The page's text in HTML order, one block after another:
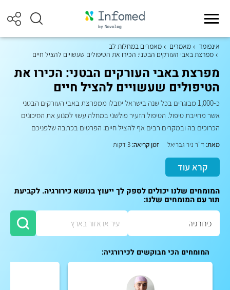
אינפומד מאמרים
מאמרים במחלות לב
מפרצת באבי העורקים הבטני: הכירו את הטיפולים שעשויים להציל חיים
מפרצת באבי העורקים הבטני: הכירו את
הטיפולים שעשויים להציל חיים
כ-1,000 מבוגרים בכל שנה בישראל יסבלו ממפרצת באבי העורקים הבטני
אשר מחייבת טיפול. הטיפול הזעיר פולשני במחלה עשוי למנוע את הסיכונים
הכרוכים בה ובמקרים רבים אף להציל חיים: הפרטים בכתבה שלפניכם
מאת: ד"ר ניר גבריאל זמן קריאה:
קרא עוד
המומחים שלנו יכולים לספק לך ייעוץ בנושא כירורגיה. לקביעת
תור עם המומחים שלנו:
המומחים הכי מבוקשים לכירורגיה: